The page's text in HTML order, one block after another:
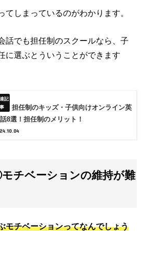
てしまっているのがわかります。
話でも担任制のスクールなら、子
に選ぶとういうことができます
担任制のキッズ・子供向けオンライン英
8選！担任制のメリット！
チベーションの維持が難
モチベーションってなんでしょう